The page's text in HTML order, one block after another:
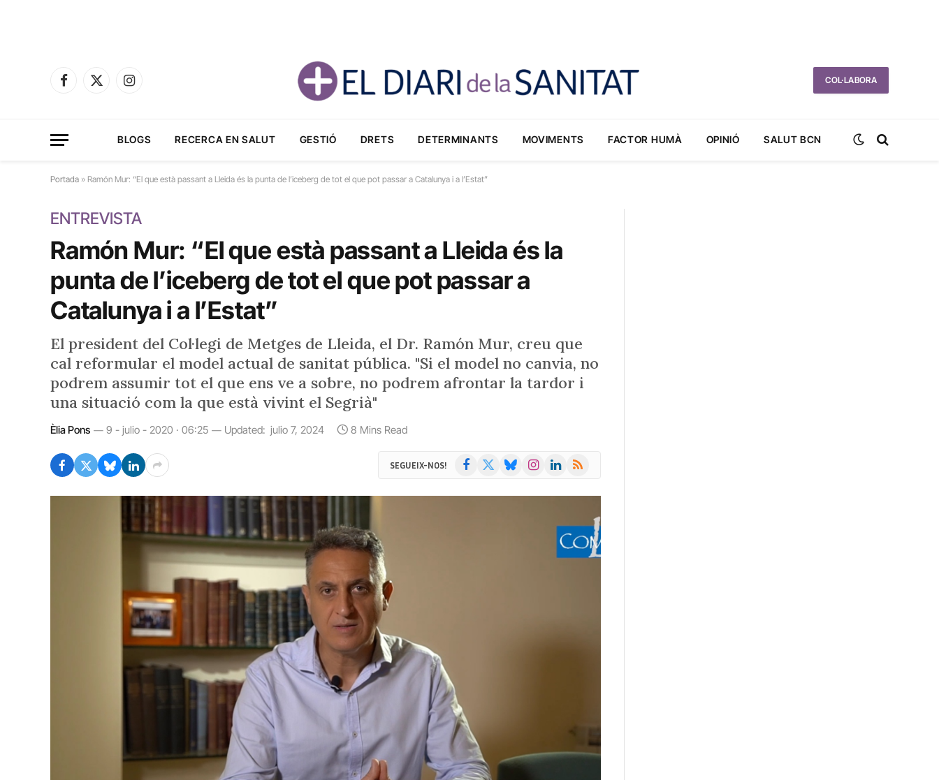
Facebook
X
Instagram
COL·LABORA
BLOGS RECERCA EN SALUT GESTIÓ DRETS DETERMINANTS MOVIMENTS FACTOR HUMÀ OPINIÓ SALUT BCN
Portada » Ramón Mur: “El que està passant a Lleida és la punta de l’iceberg de tot el que pot passar a Catalunya i a l’Estat”
ENTREVISTA
Ramón Mur: “El que està passant a Lleida és la
punta de l’iceberg de tot el que pot passar a
Catalunya i a l’Estat”
El president del Col·legi de Metges de Lleida, el Dr. Ramón Mur, creu que
cal reformular el model actual de sanitat pública. "Si el model no canvia, no
podrem assumir tot el que ens ve a sobre, no podrem afrontar la tardor i
una situació com la que està vivint el Segrià"
Èlia Pons 9 - julio - 2020 · 06:25 Updated: julio 7, 2024 8 Mins Read
SEGUEIX-NOS! Facebook BlueskyInstagramLinkedIn
RSS